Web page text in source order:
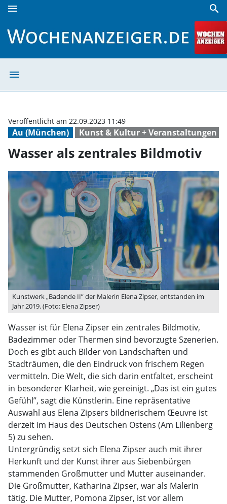
menu search
menu
Au (München) Kunst & Kultur + Veranstaltungen
Veröffentlicht am 22.09.2023 11:49
Wasser als zentrales Bildmotiv
Kunstwerk „Badende II” der Malerin Elena Zipser, entstanden im
Jahr 2019. (Foto: Elena Zipser)
Wasser ist für Elena Zipser ein zentrales Bildmotiv,
Badezimmer oder Thermen sind bevorzugte Szenerien.
Doch es gibt auch Bilder von Landschaften und
Stadträumen, die den Eindruck von frischem Regen
vermitteln. Die Welt, die sich darin entfaltet, erscheint
in besonderer Klarheit, wie gereinigt. „Das ist ein gutes
Gefühl”, sagt die Künstlerin. Eine repräsentative
Auswahl aus Elena Zipsers bildnerischem Œeuvre ist
derzeit im Haus des Deutschen Ostens (Am Lilienberg
5) zu sehen.
Untergründig setzt sich Elena Zipser auch mit ihrer
Herkunft und der Kunst ihrer aus Siebenbürgen
stammenden Großmutter und Mutter auseinander.
Die Großmutter, Katharina Zipser, war als Malerin
tätig. Die Mutter, Pomona Zipser, ist vor allem